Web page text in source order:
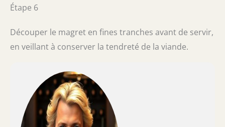
Étape 6
Découper le magret en fines tranches avant de servir,
en veillant à conserver la tendreté de la viande.